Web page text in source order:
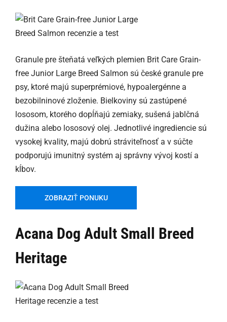
Granule pre šteňatá veľkých plemien Brit Care Grain-
free Junior Large Breed Salmon sú české granule pre
psy, ktoré majú superprémiové, hypoalergénne a
bezobilninové zloženie. Bielkoviny sú zastúpené
lososom, ktorého dopĺňajú zemiaky, sušená jablčná
dužina alebo lososový olej. Jednotlivé ingrediencie sú
vysokej kvality, majú dobrú stráviteľnosť a v súčte
podporujú imunitný systém aj správny vývoj kostí a
kĺbov.
ZOBRAZIŤ PONUKU
Acana Dog Adult Small Breed
Heritage